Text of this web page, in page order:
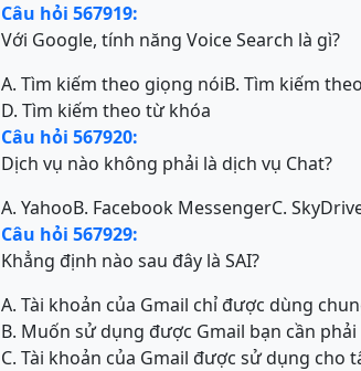
Câu hỏi 567919:
Với Google, tính năng Voice Search là gì?
A. Tìm kiếm theo giọng nóiB. Tìm kiếm
D. Tìm kiếm theo từ khóa
Câu hỏi 567920:
Dịch vụ nào không phải là dịch vụ Chat?
A. YahooB. Facebook MessengerC.
Câu hỏi 567929:
Khẳng định nào sau đây là SAI?
A. Tài khoản của Gmail chỉ được dùng
B. Muốn sử dụng được Gmail bạn cần
C. Tài khoản của Gmail được sử dụng cho